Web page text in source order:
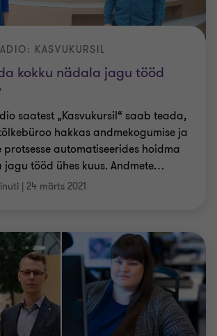
kokku nädala jagu tööd
KASVUKURSIL
saatest „Kasvukursil“ saab teada,
hakkas andmekogumise ja
automatiseerides hoidma
tööd ühes kuus. Andmete…
| 24 märts 2021